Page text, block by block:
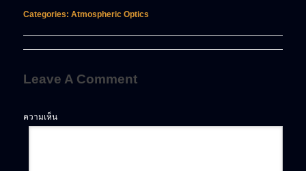
Categories: Atmospheric Optics
Leave A Comment
ความเห็น